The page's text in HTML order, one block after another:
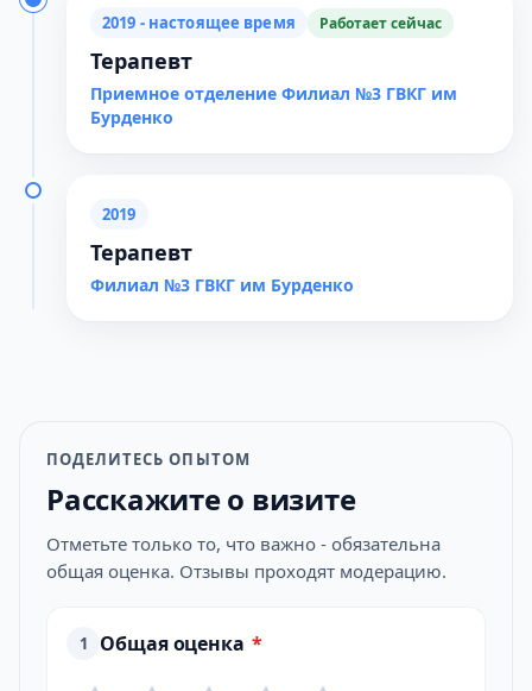
2019 - настоящее время Работает сейчас
Терапевт
Приемное отделение Филиал №3 ГВКГ им
Бурденко
2019
Терапевт
Филиал №3 ГВКГ им Бурденко
ПОДЕЛИТЕСЬ ОПЫТОМ
Расскажите о визите
Отметьте только то, что важно - обязательна
общая оценка. Отзывы проходят модерацию.
1 Общая оценка *